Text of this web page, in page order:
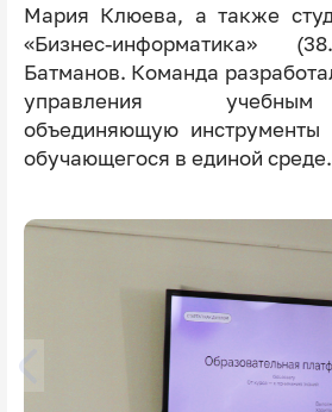
Мария Клюева, а также
«Бизнес-информатика»
Батманов. Команда
управления
объединяющую инструменты
обучающегося в единой среде.